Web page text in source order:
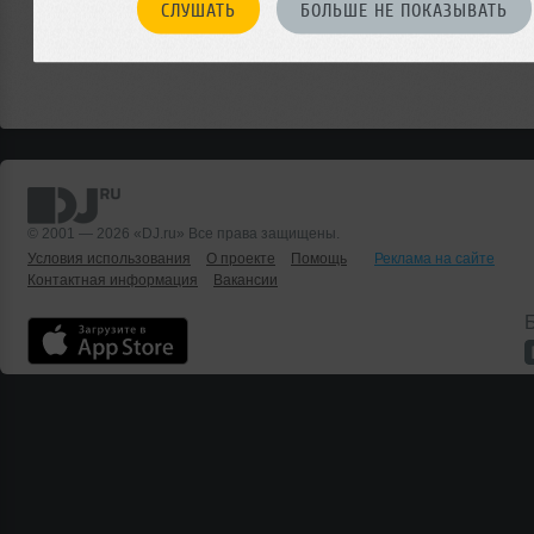
СЛУШАТЬ БОЛЬШЕ НЕ ПОКАЗЫВАТЬ
© 2001 — 2026 «DJ.ru» Все права защищены.
Условия использования
О проекте Помощь
Реклама на сайте
Контактная информация
Вакансии